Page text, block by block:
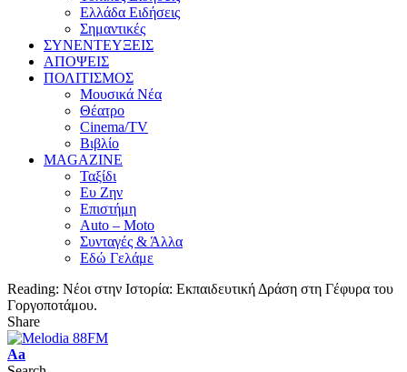
Ελλάδα Ειδήσεις
Σημαντικές
ΣΥΝΕΝΤΕΥΞΕΙΣ
ΑΠΟΨΕΙΣ
ΠΟΛΙΤΙΣΜΟΣ
Μουσικά Νέα
Θέατρο
Cinema/TV
Βιβλίο
MAGAZINE
Ταξίδι
Ευ Ζην
Επιστήμη
Auto – Moto
Συνταγές & Άλλα
Εδώ Γελάμε
Reading: Νέοι στην Ιστορία: Εκπαιδευτική Δράση στη Γέφυρα του
Γοργοποτάμου.
Share
Aa